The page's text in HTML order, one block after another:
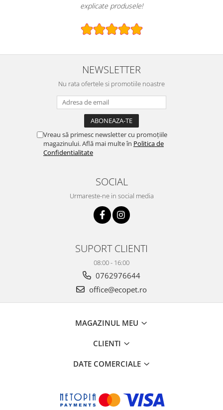
explicate produsele!
NEWSLETTER
Nu rata ofertele si promotiile noastre
Vreau să primesc newsletter cu promoțiile
magazinului. Află mai multe în Politica de
Confidentialitate
SOCIAL
Urmareste-ne in social media
SUPORT CLIENTI
08:00 - 16:00
0762976644
office@ecopet.ro
MAGAZINUL MEU
CLIENTI
DATE COMERCIALE